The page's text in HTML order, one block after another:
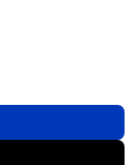
Watch 45/46/49mm